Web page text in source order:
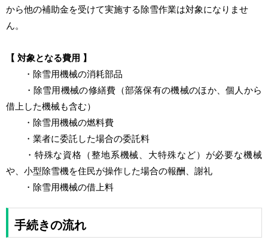
から他の補助金を受けて実施する除雪作業は対象になりませ
ん。
【 対象となる費用 】
・除雪用機械の消耗部品
・除雪用機械の修繕費（部落保有の機械のほか、個人から
借上した機械も含む）
・除雪用機械の燃料費
・業者に委託した場合の委託料
・特殊な資格（整地系機械、大特殊など）が必要な機械
や、小型除雪機を住民が操作した場合の報酬、謝礼
・除雪用機械の借上料
手続きの流れ